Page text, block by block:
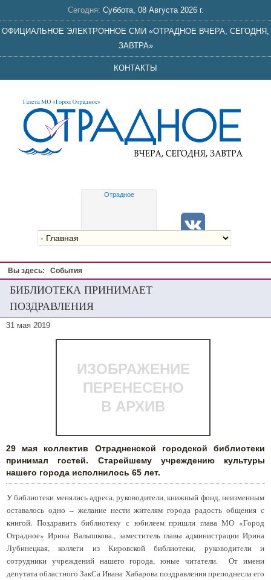
Сегодня: Суббота, 08 Августа 2026 г.
ОФИЦИАЛЬНОЕ ЭЛЕКТРОННОЕ СМИ «ОТРАДНОЕ ВЧЕРА, СЕГОДНЯ,
ЗАВТРА»
КОНТАКТЫ
Отрадное
Вы здесь: События
БИБЛИОТЕКА ПРИНИМАЕТ
ПОЗДРАВЛЕНИЯ
31 мая 2019
ИЗОБРАЖЕНИЕ
ПЕРЕНЕСЕНО
В АРХИВ
29 мая коллектив Отрадненской городской библиотеки
принимал гостей. Старейшему учреждению культуры
нашего города исполнилось 65 лет.
У библиотеки менялись адреса, руководители, книжный фонд, неизменным
оставалось одно – желание нести жителям города радость общения с
книгой. Поздравить библиотеку с юбилеем пришли глава МО «Город
Отрадное» Ирина Валышкова., заместитель главы администрации Ирина
Лубинецкая, коллеги из Кировской библиотеки, руководители и
сотрудники учреждений нашего города, юные читатели. От имени
депутата областного ЗакСа Ивана Хабарова поздравления преподнесла его